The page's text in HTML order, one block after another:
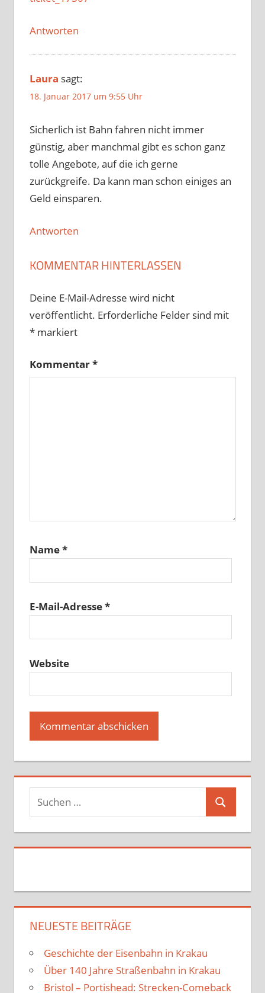
Antworten
Laura sagt:
18. Januar 2017 um 9:55 Uhr
Sicherlich ist Bahn fahren nicht immer
günstig, aber manchmal gibt es schon ganz
tolle Angebote, auf die ich gerne
zurückgreife. Da kann man schon einiges an
Geld einsparen.
Antworten
KOMMENTAR HINTERLASSEN
Deine E-Mail-Adresse wird nicht
veröffentlicht. Erforderliche Felder sind mit
*markiert
Kommentar*
Name*
E-Mail-Adresse*
Website
Suchen
nach:
Suchen
NEUESTE BEITRÄGE
Geschichte der Eisenbahn in Krakau
Über 140 Jahre Straßenbahn in Krakau
Bristol – Portishead: Strecken-Comeback